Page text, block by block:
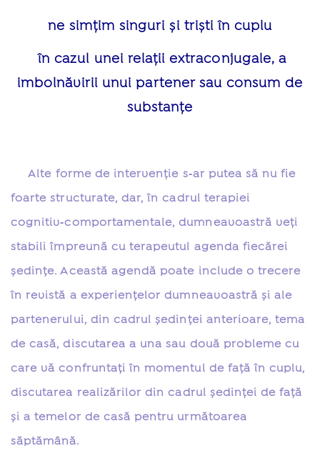
ne simțim singuri și triști în cuplu
în cazul unei relații extraconjugale, a
imbolnăvirii unui partener sau consum de
substanțe
Alte forme de intervenţie s‑ar putea să nu fie
foarte structurate, dar, în cadrul terapiei
cognitiv‑comportamentale, dumneavoastră veţi
stabili împreună cu terapeutul agenda fiecărei
şedinţe. Această agendă poate include o trecere
în revistă a experienţelor dumneavoastră și ale
partenerului, din cadrul şedinţei anterioare, tema
de casă, discutarea a una sau două probleme cu
care vă confruntaţi în momentul de faţă în cuplu,
discutarea realizărilor din cadrul şedinţei de faţă
şi a temelor de casă pentru următoarea
săptămână.